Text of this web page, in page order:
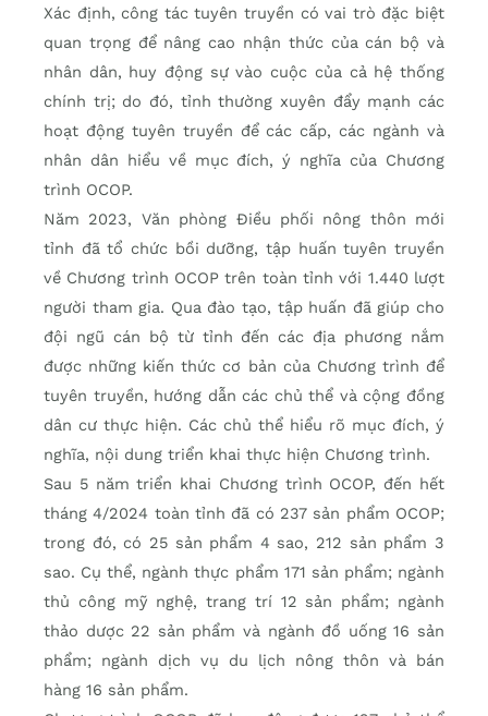
Xác định, công tác tuyên truyền có vai trò đặc biệt
quan trọng để nâng cao nhận thức của cán bộ và
nhân dân, huy động sự vào cuộc của cả hệ thống
chính trị; do đó, tỉnh thường xuyên đẩy mạnh các
hoạt động tuyên truyền để các cấp, các ngành và
nhân dân hiểu về mục đích, ý nghĩa của Chương
trình OCOP.
Năm 2023, Văn phòng Điều phối nông thôn mới
tỉnh đã tổ chức bồi dưỡng, tập huấn tuyên truyền
về Chương trình OCOP trên toàn tỉnh với 1.440 lượt
người tham gia. Qua đào tạo, tập huấn đã giúp cho
đội ngũ cán bộ từ tỉnh đến các địa phương nắm
được những kiến thức cơ bản của Chương trình để
tuyên truyền, hướng dẫn các chủ thể và cộng đồng
dân cư thực hiện. Các chủ thể hiểu rõ mục đích, ý
nghĩa, nội dung triển khai thực hiện Chương trình.
Sau 5 năm triển khai Chương trình OCOP, đến hết
tháng 4/2024 toàn tỉnh đã có 237 sản phẩm OCOP;
trong đó, có 25 sản phẩm 4 sao, 212 sản phẩm 3
sao. Cụ thể, ngành thực phẩm 171 sản phẩm; ngành
thủ công mỹ nghệ, trang trí 12 sản phẩm; ngành
thảo dược 22 sản phẩm và ngành đồ uống 16 sản
phẩm; ngành dịch vụ du lịch nông thôn và bán
hàng 16 sản phẩm.